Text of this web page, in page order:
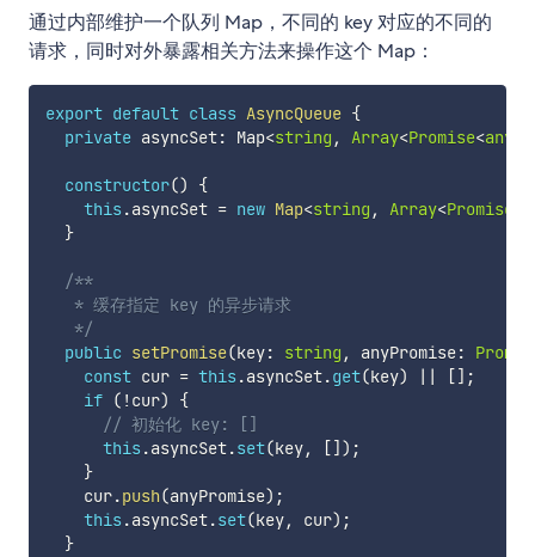
通过内部维护一个队列 Map，不同的 key 对应的不同的
请求，同时对外暴露相关方法来操作这个 Map：
export default class AsyncQueue {
private asyncSet: Map<string , Array<Promise<any
constructor()
{
this .asyncSet = new Map<string , Array<Promise
}
/**
   * 缓存指定 key 的异步请求
   */
public setPromise(key: string , anyPromise:
const cur = this .asyncSet.get(key) || [] ;
if ( ! cur)
{
// 初始化 key: []
this .asyncSet.set(key, [] ) ;
}
    cur
.push(anyPromise) ;
this .asyncSet.set(key, cur) ;
}